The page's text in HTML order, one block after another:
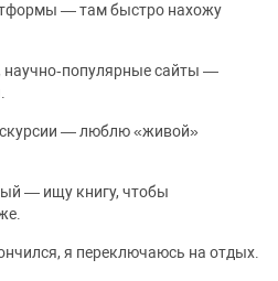
— там быстро нахожу
научно‑популярные сайты —
— люблю «живой»
— ищу книгу, чтобы
я переключаюсь на отдых.